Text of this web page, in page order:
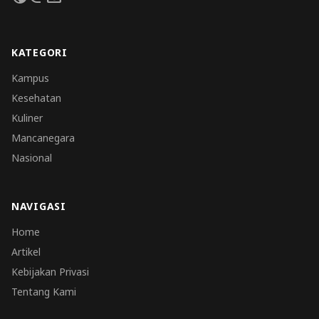
KATEGORI
Kampus
Kesehatan
Kuliner
Mancanegara
Nasional
NAVIGASI
Home
Artikel
Kebijakan Privasi
Tentang Kami